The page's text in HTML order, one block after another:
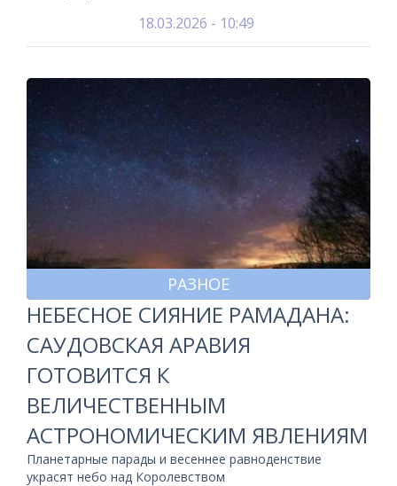
18.03.2026 - 10:49
РАЗНОЕ
НЕБЕСНОЕ СИЯНИЕ РАМАДАНА:
САУДОВСКАЯ АРАВИЯ
ГОТОВИТСЯ К
ВЕЛИЧЕСТВЕННЫМ
АСТРОНОМИЧЕСКИМ ЯВЛЕНИЯМ
Планетарные парады и весеннее равноденствие
украсят небо над Королевством